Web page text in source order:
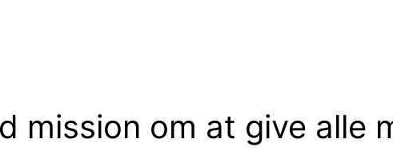
mission om at give alle